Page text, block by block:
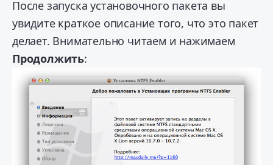
После запуска установочного пакета вы
увидите краткое описание того, что это пакет
делает. Внимательно читаем и нажимаем
Продолжить: